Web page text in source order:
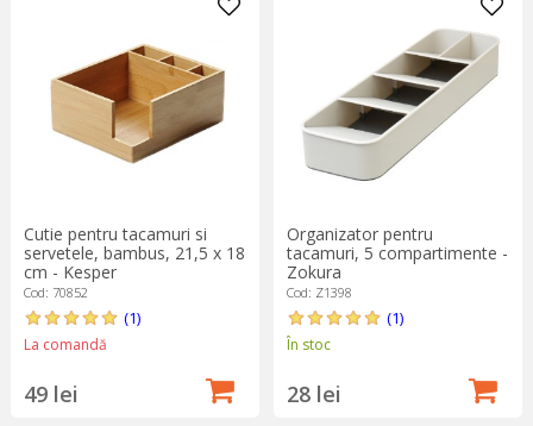
Cutie pentru tacamuri si
servetele, bambus, 21,5 x 18
cm - Kesper
Cod: 70852
(1)
La comandă
49 lei
Organizator pentru
tacamuri, 5 compartimente -
Zokura
Cod: Z1398
(1)
În stoc
28 lei